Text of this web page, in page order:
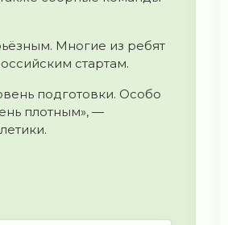
Многие из ребят
стартам.
подготовки. Особо
плотным», —